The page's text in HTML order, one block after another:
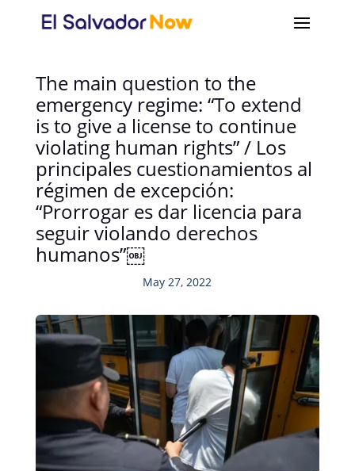
The main question to the
emergency regime: “To extend
is to give a license to continue
violating human rights” / Los
principales cuestionamientos al
régimen de excepción:
“Prorrogar es dar licencia para
seguir violando derechos
humanos”￼
May 27, 2022